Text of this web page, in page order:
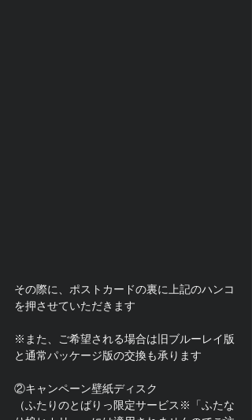
その際に、ポストカードの裏に上記のハンコ
を押させていただきます
※また、ご希望される場合は旧ブルーレイ版
と通常パッケージ版の交換も承ります
②キャンペーン壁紙ディスク
（ふたりのとばりっ限定サービス※「ふたな